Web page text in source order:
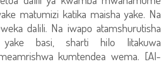
matumizi katika maisha yake. Na
dalili. Na iwapo atamshurutisha
yake basi, sharti hilo litakuwa
kumtendea wema. [Al-